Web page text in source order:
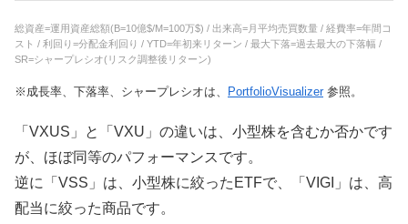
総資産=運用資産総額(B=10億$/M=100万$) / 出来高=月平均売買数量 / 経費率=年間コ
スト / 利回り=分配金利回り / YTD=年初来リターン / 最大下落=過去最大の下落幅 /
SR=シャープレシオ(リスク調整後リターン)
※成長率、下落率、シャープレシオは、 PortfolioVisualizer参照。
「VXUS」と「VXU」の違いは、小型株を含むか否かです
が、ほぼ同等のパフォーマンスです。
逆に「VSS」は、小型株に絞ったETFで、「VIGI」は、高
配当に絞った商品です。